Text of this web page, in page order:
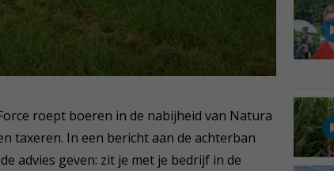
roept boeren in de nabijheid van Natura
taxeren. In een bericht aan de achterban
advies geven: zit je met je bedrijf in de